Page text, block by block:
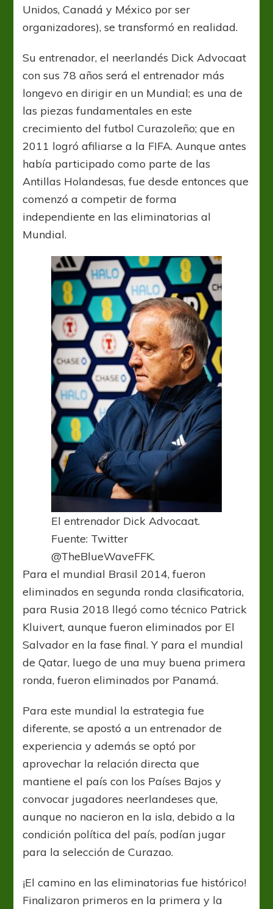
Unidos, Canadá y México por ser
organizadores), se transformó en realidad.
Su entrenador, el neerlandés Dick Advocaat
con sus 78 años será el entrenador más
longevo en dirigir en un Mundial; es una de
las piezas fundamentales en este
crecimiento del futbol Curazoleño; que en
2011 logró afiliarse a la FIFA. Aunque antes
había participado como parte de las
Antillas Holandesas, fue desde entonces que
comenzó a competir de forma
independiente en las eliminatorias al
Mundial.
El entrenador Dick Advocaat.
Fuente: Twitter
@TheBlueWaveFFK.
Para el mundial Brasil 2014, fueron
eliminados en segunda ronda clasificatoria,
para Rusia 2018 llegó como técnico Patrick
Kluivert, aunque fueron eliminados por El
Salvador en la fase final. Y para el mundial
de Qatar, luego de una muy buena primera
ronda, fueron eliminados por Panamá.
Para este mundial la estrategia fue
diferente, se apostó a un entrenador de
experiencia y además se optó por
aprovechar la relación directa que
mantiene el país con los Países Bajos y
convocar jugadores neerlandeses que,
aunque no nacieron en la isla, debido a la
condición política del país, podían jugar
para la selección de Curazao.
¡El camino en las eliminatorias fue histórico!
Finalizaron primeros en la primera y la